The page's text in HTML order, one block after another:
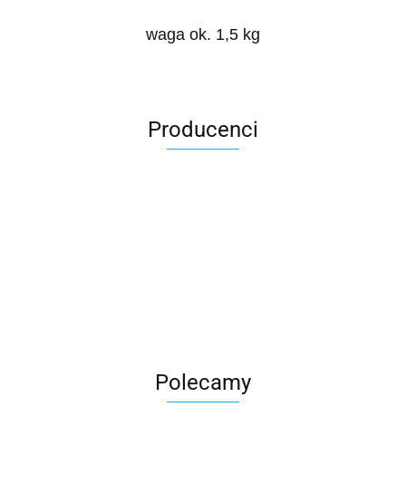
waga ok. 1,5 kg
Producenci
Polecamy